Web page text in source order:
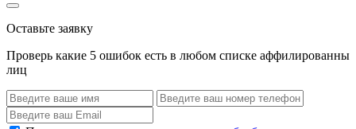
Оставьте заявку
Проверь какие 5 ошибок есть в любом списке аффилированны
лиц